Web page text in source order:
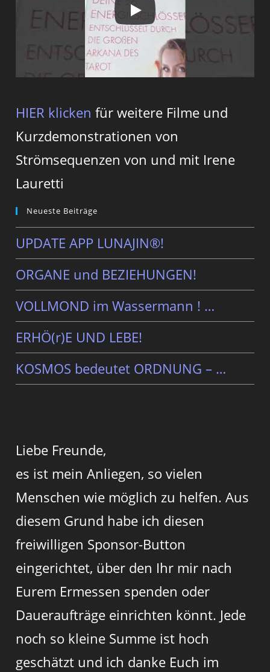
HIER klicken für weitere Filme und
Kurzdemonstrationen von
Strömsequenzen von und mit Irene
Lauretti
Neueste Beiträge
UPDATE APP LUNAJIN®!
ORGANE und BEZIEHUNGEN!
VOLLMOND im Wassermann ! …
ERHÖ(r)E UND LEBE!
KOSMOS bedeutet ORDNUNG – …
Liebe Freunde,
es ist mein Anliegen, so vielen
Menschen wie möglich zu helfen. Aus
diesem Grund habe ich diesen
freiwilligen Sponsor-Button
eingerichtet, über den Ihr mir nach
Eurem Ermessen spenden oder
Daueraufträge einrichten könnt. Jede
noch so kleine Summe ist hoch
geschätzt und ich danke Euch im